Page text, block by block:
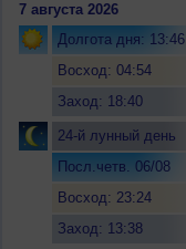
7 августа 2026
Долгота дня: 13:46
Восход: 04:54
Заход: 18:40
24-й лунный день
Посл.четв. 06/08
Восход: 23:24
Заход: 13:38